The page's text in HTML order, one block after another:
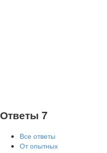
Ответы 7
Все ответы
От опытных